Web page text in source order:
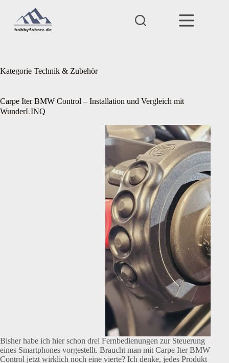
springen
Kategorie Technik & Zubehör
Carpe Iter BMW Control – Installation und Vergleich mit
WunderLINQ
Bisher habe ich hier schon drei Fernbedienungen zur Steuerung
eines Smartphones vorgestellt. Braucht man mit Carpe Iter BMW
Control jetzt wirklich noch eine vierte? Ich denke, jedes Produkt